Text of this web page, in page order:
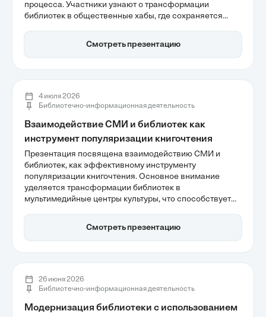
процесса. Участники узнают о трансформации
библиотек в общественные хабы, где сохраняется
технологии. Также рассматривается, как дизайн
пространства влияет на качество обучения и
Смотреть презентацию
4 июля 2026
Библиотечно-информационная деятельность
Взаимодействие СМИ и библиотек как
инструмент популяризации книгочтения
Презентация посвящена взаимодействию СМИ и
библиотек, как эффективному инструменту
популяризации книгочтения. Основное внимание
уделяется трансформации библиотек в
мультимедийные центры культуры, что способствует
литературе. Также рассматриваются проблемы
информационной изоляции и необходимость
Смотреть презентацию
26 июня 2026
Библиотечно-информационная деятельность
Модернизация библиотеки с использованием